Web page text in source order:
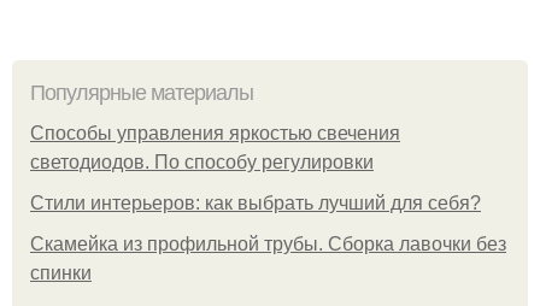
Популярные материалы
Способы управления яркостью свечения
светодиодов. По способу регулировки
Стили интерьеров: как выбрать лучший для себя?
Скамейка из профильной трубы. Сборка лавочки без
спинки